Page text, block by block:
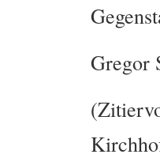
Gregor